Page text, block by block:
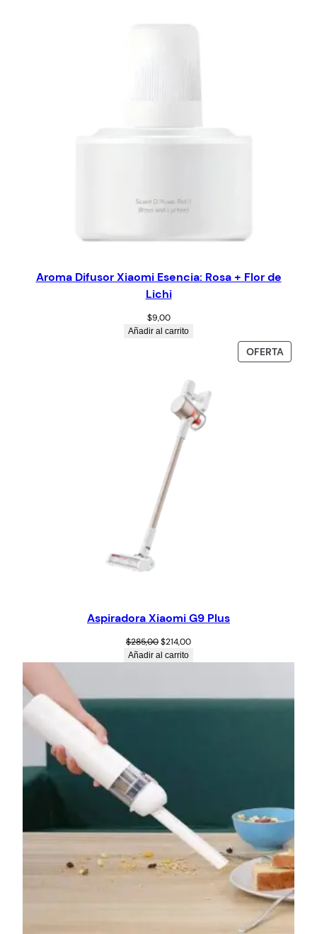
Aroma Difusor Xiaomi Esencia: Rosa + Flor de
Lichi
$9,00
Añadir al carrito
OFERTA
Aspiradora Xiaomi G9 Plus
$285,00$214,00
Añadir al carrito